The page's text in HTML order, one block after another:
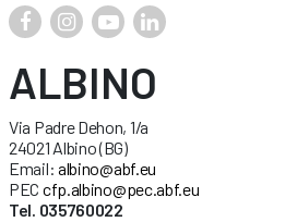
ALBINO
Via Padre Dehon, 1/a
24021 Albino (BG)
Email: albino@abf.eu
PEC cfp.albino@pec.abf.eu
Tel. 035760022